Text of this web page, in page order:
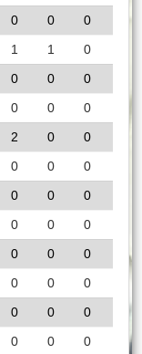
0 0
0
1 1
0
0 0
0
0 0
0
2 0
0
0 0
0
0 0
0
0 0
0
0 0
0
0 0
0
0 0
0
0 0
0